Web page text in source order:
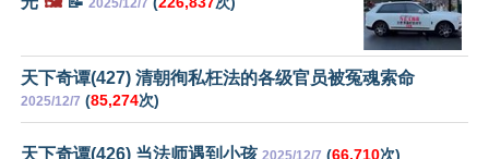
天下奇谭(427) 清朝徇私枉法的各级官员被冤魂索命
2025/12/7 (85,274次)
天下奇谭(426) 当法师遇到小孩 (66,710次)